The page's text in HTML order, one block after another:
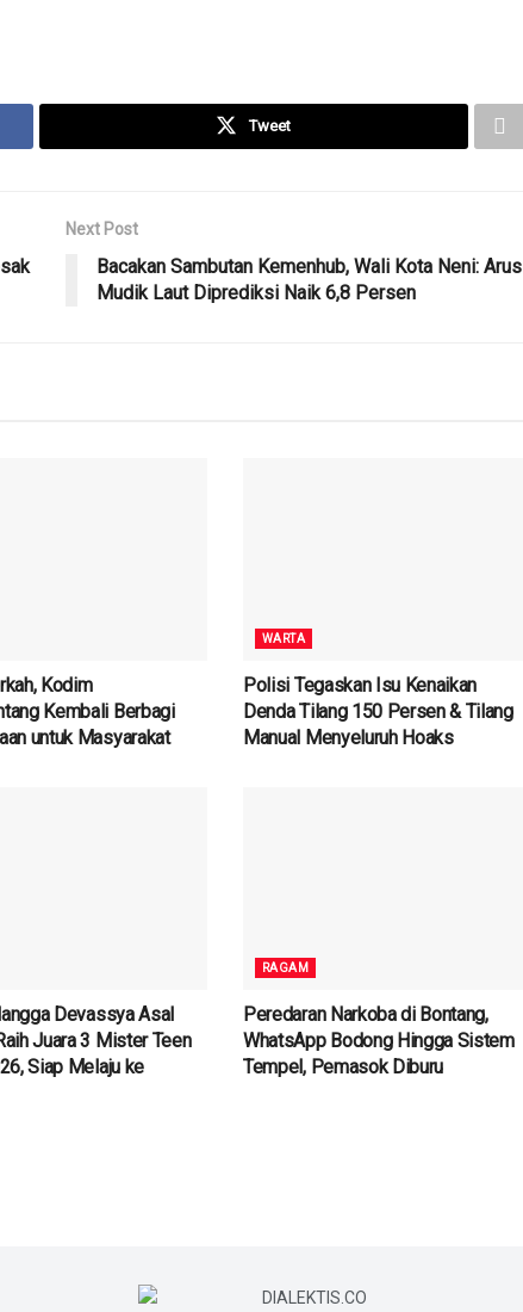
Tweet
Next Post
Bacakan Sambutan Kemenhub, Wali Kota Neni: Arus
Mudik Laut Diprediksi Naik 6,8 Persen
Kodim
Kembali Berbagi
untuk Masyarakat
WARTA
Polisi Tegaskan Isu Kenaikan
Denda Tilang 150 Persen & Tilang
Manual Menyeluruh Hoaks
Devassya Asal
Juara 3 Mister Teen
Siap Melaju ke
RAGAM
Peredaran Narkoba di Bontang,
WhatsApp Bodong Hingga Sistem
Tempel, Pemasok Diburu